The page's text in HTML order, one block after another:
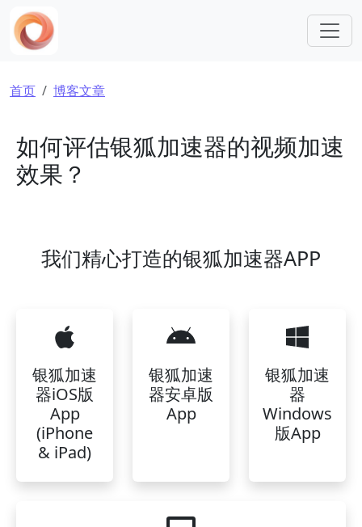
跳转到主要内容
面包屑
首页 博客文章
如何评估银狐加速器的视频加速
效果？
我们精心打造的银狐加速器APP
银狐加速
器iOS版
App
(iPhone
& iPad)
银狐加速
器安卓版
App
银狐加速
器
Windows
版App